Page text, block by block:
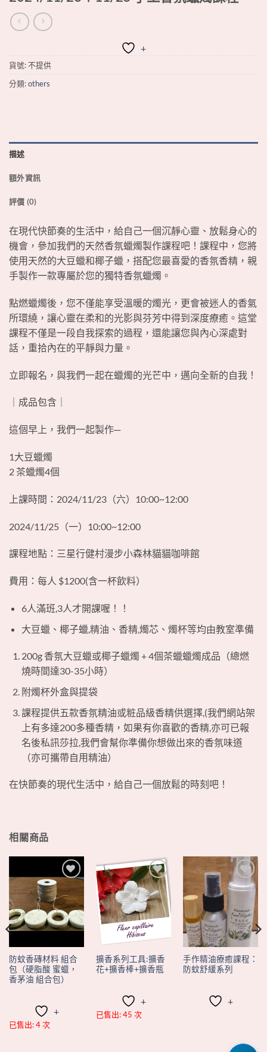
+
貨號:不提供
分類:others
描述
額外資訊
評價 (0)
在現代快節奏的生活中，給自己一個沉靜心靈、放鬆身心的
機會，參加我們的天然香氛蠟燭製作課程吧！課程中，您將
使用天然的大豆蠟和椰子蠟，搭配您最喜愛的香氛香精，親
手製作一款專屬於您的獨特香氛蠟燭。
點燃蠟燭後，您不僅能享受溫暖的燭光，更會被迷人的香氣
所環繞，讓心靈在柔和的光影與芬芳中得到深度療癒。這堂
課程不僅是一段自我探索的過程，還能讓您與內心深處對
話，重拾內在的平靜與力量。
立即報名，與我們一起在蠟燭的光芒中，邁向全新的自我！
｜成品包含｜
這個早上，我們一起製作─
1大豆蠟燭
2 茶蠟燭4個
上課時間：2024/11/23（六）10:00~12:00
2024/11/25（一）10:00~12:00
課程地點：三星行健村漫步小森林貓貓咖啡館
費用：每人 $1200(含一杯飲料）
6人滿班,3人才開課喔！！
大豆蠟、椰子蠟,精油、香精,燭芯、燭杯等均由教室準備
200g 香氛大豆蠟或椰子蠟燭 + 4個茶蠟蠟燭成品（總燃
燒時間達30-35小時）
附燭杯外盒與提袋
課程提供五款香氛精油或粧品級香精供選擇,(我們網站架
上有多達200多種香精，如果有你喜歡的香精,亦可已報
名後私訊莎拉,我們會幫你準備你想做出來的香氛味道
（亦可攜帶自用精油）
在快節奏的現代生活中，給自己一個放鬆的時刻吧！
相關商品
防蚊香磚材料 組合
包（硬脂酸 蜜蠟，
香茅油 組合包）
+
已售出: 4 次
+
擴香系列工具:擴香
花+擴香棒+擴香瓶
+
已售出: 45 次
+
手作精油療癒課程：
防蚊舒緩系列
+